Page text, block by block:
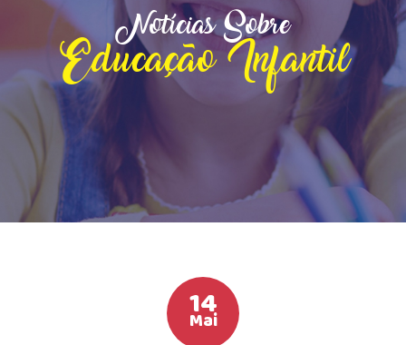
COLÉGIO MURIALDO
NÍVEIS DE ENSINO
HIGH SCHOOL
LISTA DE MATERIAIS
Notícias Sobre
Educação Infantil
14
Mai